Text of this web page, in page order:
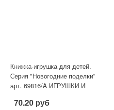
Книжка-игрушка для детей.
Серия "Новогодние поделки"
арт. 69816/A ИГРУШКИ И
70.20 руб